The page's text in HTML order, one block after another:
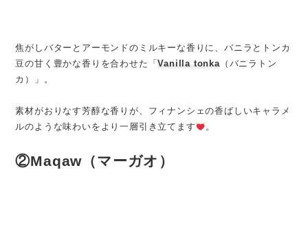
焦がしバターとアーモンドのミルキーな香りに、バニラとトンカ
豆の甘く豊かな香りを合わせた「Vanilla tonka（バニラトン
カ）」。
素材がおりなす芳醇な香りが、フィナンシェの香ばしいキャラメ
ルのような味わいをより一層引き立てます
。
②Maqaw（マーガオ）